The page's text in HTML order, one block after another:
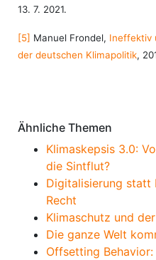
13. 7. 2021.
[5] Manuel Frondel, Ineffektiv
der deutschen Klimapolitik,
Ähnliche Themen
Klimaskepsis 3.0:
die Sintflut?
Digitalisierung statt
Recht
Klimaschutz und
Die ganze Welt
Offsetting